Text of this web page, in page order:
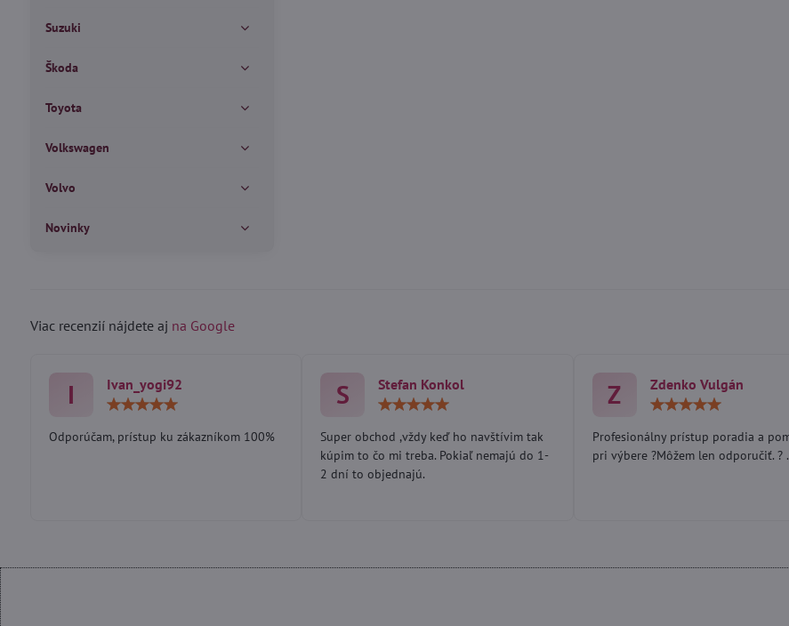
Suzuki
Škoda
Toyota
Volkswagen
Volvo
Novinky
Viac recenzií nájdete aj na Google
I
Ivan_yogi92
/
5
Odporúčam, prístup ku zákazníkom 100%
S
Stefan Konkol
/
5
Super obchod ,vždy keď ho navštívim tak
kúpim to čo mi treba. Pokiaľ nemajú do 1-
2 dní to objednajú.
Z
Zdenko Vulgán
/
5
Profesionálny prístup poradia a
pri výbere ?Môžem len odporučiť. ?